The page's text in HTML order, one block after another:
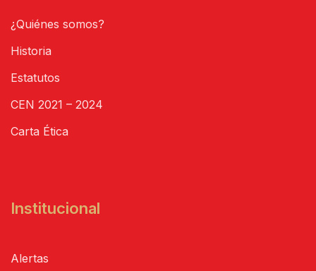
¿Quiénes somos?
Historia
Estatutos
CEN 2021 – 2024
Carta Ética
Institucional
Alertas